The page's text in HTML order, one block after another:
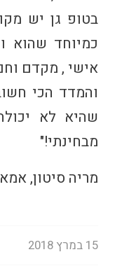
בטופ גן יש
כמיוחד שהוא
אישי , מקדם
והמדד הכי
שהיא לא
מבחינתי!"
מריה סיטון,
15 במרץ 2018